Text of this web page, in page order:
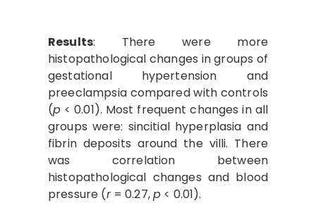
Results: There were more
histopathological changes in groups of
gestational hypertension and
preeclampsia compared with controls
(p < 0.01). Most frequent changes in all
groups were: sincitial hyperplasia and
fibrin deposits around the villi. There
was correlation between
histopathological changes and blood
pressure (r= 0.27,p < 0.01).